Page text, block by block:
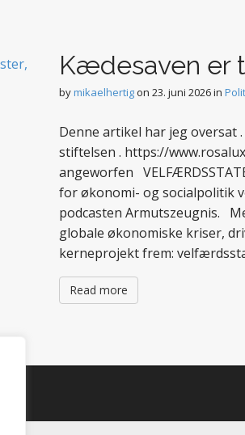
Kædesaven er
bymikaelhertigon 23. juni 2026in
Denne artikel har jeg oversat
stiftelsen . https://
angeworfen
for økonomi- og socialpolitik
podcasten Armutszeugnis.
globale økonomiske kriser,
kerneprojekt frem:
Read more